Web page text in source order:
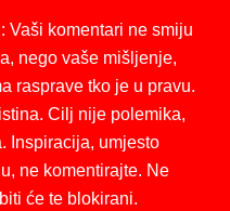
: Vaši komentari ne smiju
nego vaše mišljenje,
rasprave tko je u pravu.
Cilj nije polemika,
Inspiracija, umjesto
ne komentirajte. Ne
će te blokirani.